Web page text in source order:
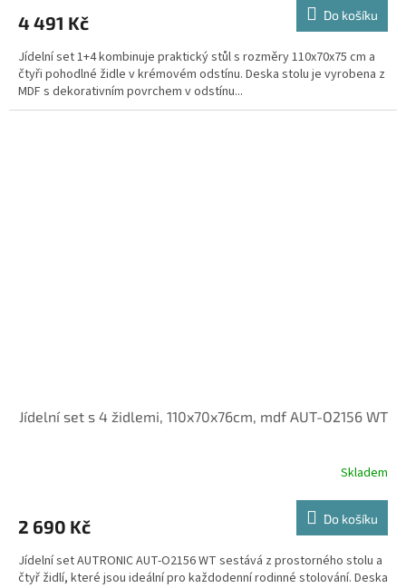
4 491 Kč Do košíku
Jídelní set 1+4 kombinuje praktický stůl s rozměry 110x70x75 cm a
čtyři pohodlné židle v krémovém odstínu. Deska stolu je vyrobena z
MDF s dekorativním povrchem v odstínu...
Jídelní set s 4 židlemi, 110x70x76cm, mdf AUT-O2156 WT
Skladem
2 690 Kč Do košíku
Jídelní set AUTRONIC AUT-O2156 WT sestává z prostorného stolu a
čtyř židlí, které jsou ideální pro každodenní rodinné stolování. Deska